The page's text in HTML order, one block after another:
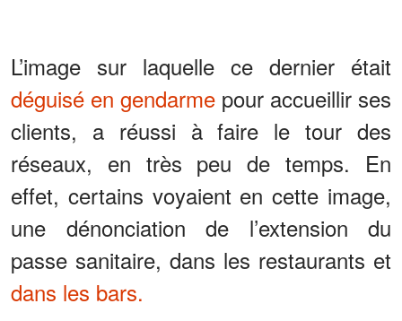
L’image sur laquelle ce dernier était
déguisé en gendarme pour accueillir ses
clients, a réussi à faire le tour des
réseaux, en très peu de temps. En
effet, certains voyaient en cette image,
une dénonciation de l’extension du
passe sanitaire, dans les restaurants et
dans les bars.